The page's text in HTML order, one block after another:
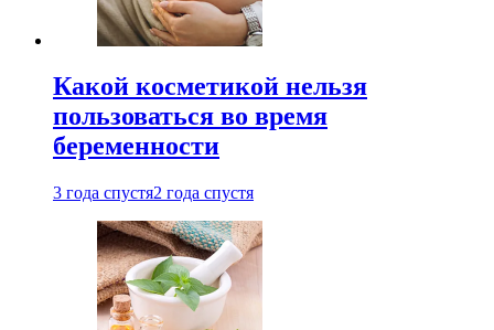
Какой косметикой нельзя
пользоваться во время
беременности
3 года спустя2 года спустя